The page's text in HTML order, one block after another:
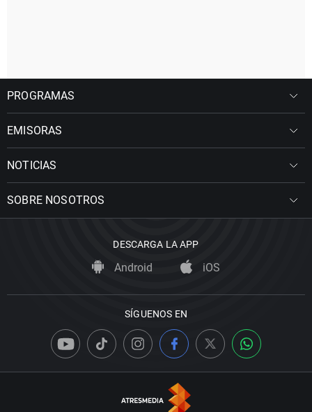
PROGRAMAS
EMISORAS
NOTICIAS
SOBRE NOSOTROS
DESCARGA LA APP
Android iOS
SÍGUENOS EN